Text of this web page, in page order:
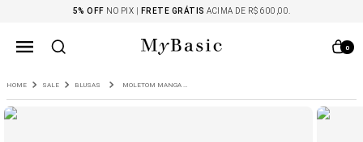
5% OFF NO PIX | FRETE GRÁTIS ACIMA DE R$ 600,00.
0
SALE BLUSAS MOLETOM MANGA LONGA COM RECORTES RUSE CARAMELO